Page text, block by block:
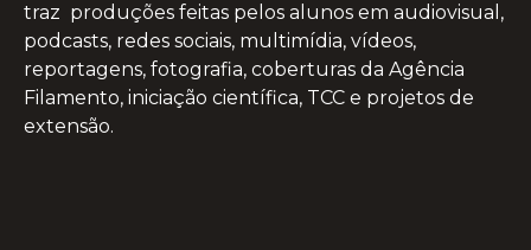
traz produções feitas pelos alunos em audiovisual,
podcasts, redes sociais, multimídia, vídeos,
reportagens, fotografia, coberturas da Agência
Filamento, iniciação científica, TCC e projetos de
extensão.